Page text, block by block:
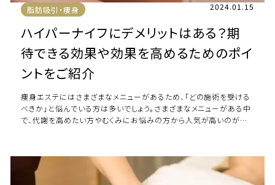
脂肪吸引・痩身 2024.01.15
ハイパーナイフにデメリットはある？期
待できる効果や効果を高めるためのポイ
ントをご紹介
痩身エステにはさまざまなメニューがあるため、「どの施術を受ける
べきか」と悩んでいる方は多いでしょう。さまざまなメニューがある中
で、代謝を高めたい方やむくみにお悩みの方から人気が高いのがハ